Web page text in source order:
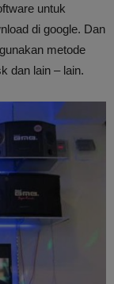
untuk
di google. Dan
metode
dan lain – lain.